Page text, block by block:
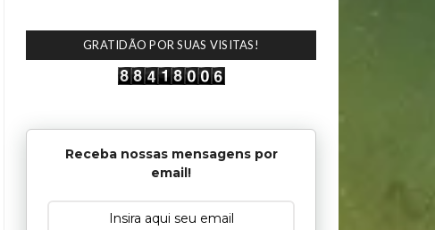
GRATIDÃO POR SUAS VISITAS!
Receba nossas mensagens por
email!